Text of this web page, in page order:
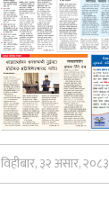
विहीबार, ३२ असार, २०८३